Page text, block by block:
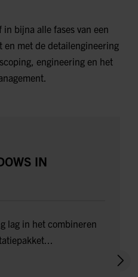
in bijna alle fases van een
en met de detailengineering
engineering en het
IN
lag in het combineren